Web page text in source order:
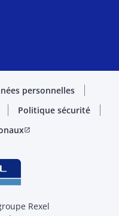
personnelles
Politique sécurité
open_in_new
Rexel